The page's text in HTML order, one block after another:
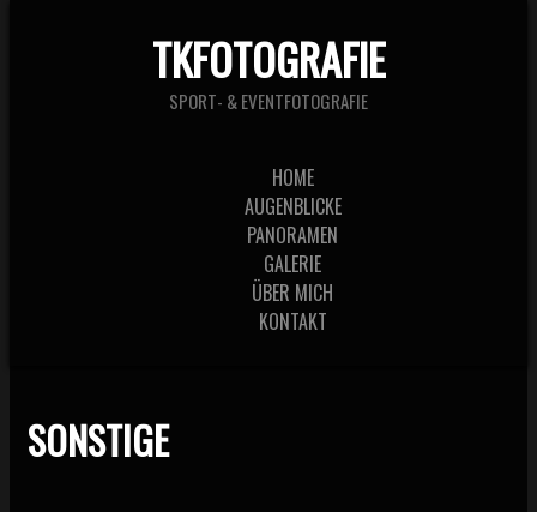
TKFOTOGRAFIE
SPORT- & EVENTFOTOGRAFIE
HOME
AUGENBLICKE
PANORAMEN
GALERIE
ÜBER MICH
KONTAKT
SONSTIGE